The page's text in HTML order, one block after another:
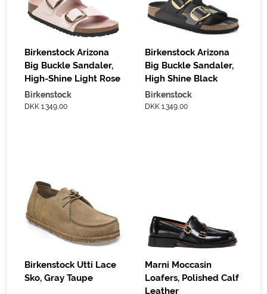
Birkenstock Arizona
Big Buckle Sandaler,
High-Shine Light Rose
Birkenstock
DKK 1.349,00
Birkenstock Arizona
Big Buckle Sandaler,
High Shine Black
Birkenstock
DKK 1.349,00
Birkenstock Utti Lace
Sko, Gray Taupe
Marni Moccasin
Loafers, Polished Calf
Leather